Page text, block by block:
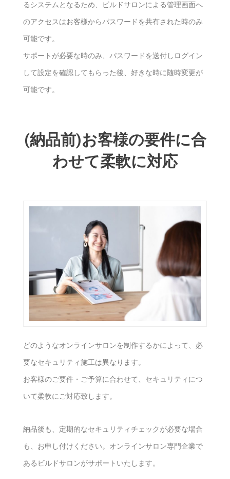
るシステムとなるため、ビルドサロンによる管理画面へ
のアクセスはお客様からパスワードを共有された時のみ
可能です。
サポートが必要な時のみ、パスワードを送付しログイン
して設定を確認してもらった後、好きな時に随時変更が
可能です。
(納品前)お客様の要件に合
わせて柔軟に対応
どのようなオンラインサロンを制作するかによって、必
要なセキュリティ施工は異なります。
お客様のご要件・ご予算に合わせて、セキュリティにつ
いて柔軟にご対応致します。
納品後も、定期的なセキュリティチェックが必要な場合
も、お申し付けください。オンラインサロン専門企業で
あるビルドサロンがサポートいたします。